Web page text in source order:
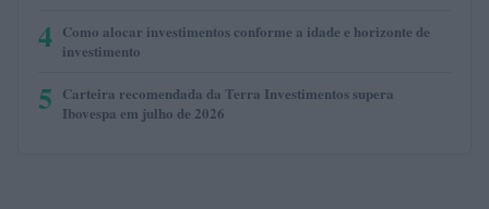
4 Como alocar investimentos conforme a idade e horizonte de
investimento
5 Carteira recomendada da Terra Investimentos supera
Ibovespa em julho de 2026